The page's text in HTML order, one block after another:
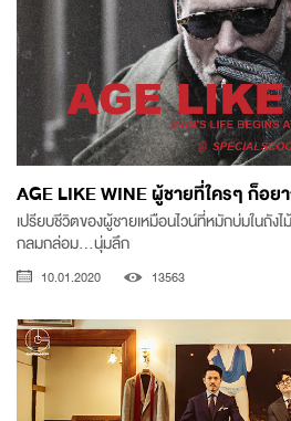
AGE LIKE WINE ผู้ชายที่ใครๆ ก็อย
เปรียบชีวิตของผู้ชายเหมือนไวน์ที่หมักบ่มในถัง
กลมกล่อม...นุ่มลึก
10.01.2020 13563